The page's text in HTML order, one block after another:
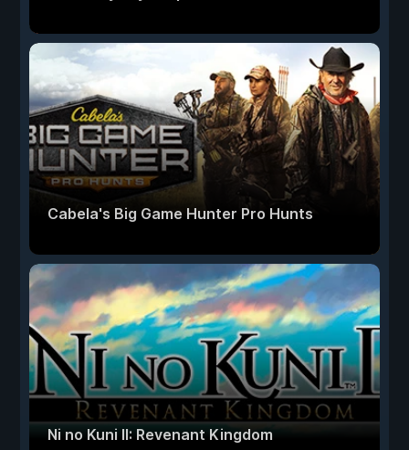
Cabela's Big Game Hunter Pro Hunts
Ni no Kuni II: Revenant Kingdom